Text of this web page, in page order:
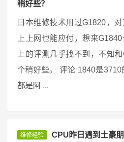
稍好些？
日本维修技术用过G1820，
上上网也能应付，想来
上的评测几乎找不到，不知
个稍好些。 评论 1840是3710
都是阿 ...
维修经验
CPU昨日遇到土豪